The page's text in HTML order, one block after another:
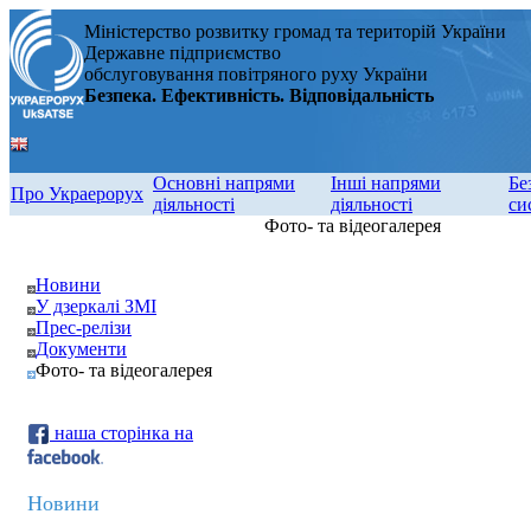
Міністерство розвитку громад та територій України
Державне підприємство
обслуговування повітряного руху України
Безпека. Ефективність. Відповідальність
Про Украерорух
Основні напрями
діяльності
Інші напрями
діяльності
Новини
У дзеркалі ЗМІ
Прес-релізи
Документи
Фото- та відеогалерея
наша сторінка на
Новини
Фото- та відеогалерея